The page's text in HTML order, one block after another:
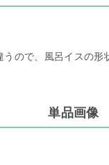
ので、風呂イスの形
単品画像